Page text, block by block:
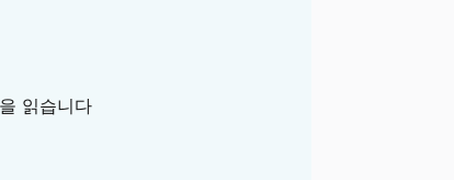
읽습니다